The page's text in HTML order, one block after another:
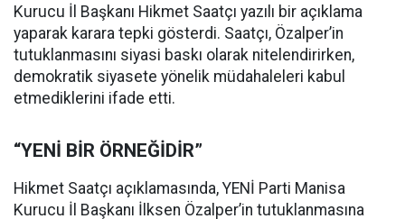
Kurucu İl Başkanı Hikmet Saatçı yazılı bir açıklama
yaparak karara tepki gösterdi. Saatçı, Özalper’in
tutuklanmasını siyasi baskı olarak nitelendirirken,
demokratik siyasete yönelik müdahaleleri kabul
etmediklerini ifade etti.
“YENİ BİR ÖRNEĞİDİR”
Hikmet Saatçı açıklamasında, YENİ Parti Manisa
Kurucu İl Başkanı İlksen Özalper’in tutuklanmasına